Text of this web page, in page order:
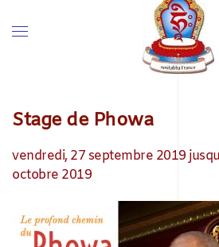
Stage de Phowa
vendredi, 27 septembre 2019
octobre 2019